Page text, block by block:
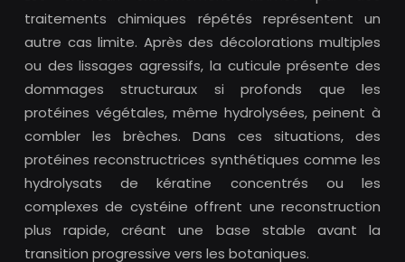
traitements chimiques répétés représentent un
autre cas limite. Après des décolorations multiples
ou des lissages agressifs, la cuticule présente des
dommages structuraux si profonds que les
protéines végétales, même hydrolysées, peinent à
combler les brèches. Dans ces situations, des
protéines reconstructrices synthétiques comme les
hydrolysats de kératine concentrés ou les
complexes de cystéine offrent une reconstruction
plus rapide, créant une base stable avant la
transition progressive vers les botaniques.